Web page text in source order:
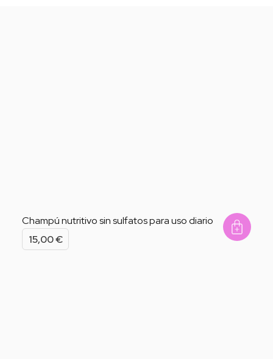
Champú nutritivo sin sulfatos para uso diario
15,00€ Add